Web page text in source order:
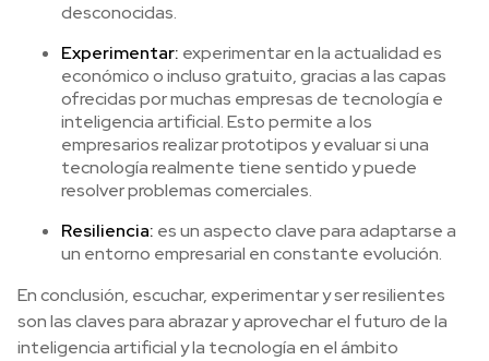
desconocidas.
Experimentar: experimentar en la actualidad es
económico o incluso gratuito, gracias a las capas
ofrecidas por muchas empresas de tecnología e
inteligencia artificial. Esto permite a los
empresarios realizar prototipos y evaluar si una
tecnología realmente tiene sentido y puede
resolver problemas comerciales.
Resiliencia: es un aspecto clave para adaptarse a
un entorno empresarial en constante evolución.
En conclusión, escuchar, experimentar y ser resilientes
son las claves para abrazar y aprovechar el futuro de la
inteligencia artificial y la tecnología en el ámbito